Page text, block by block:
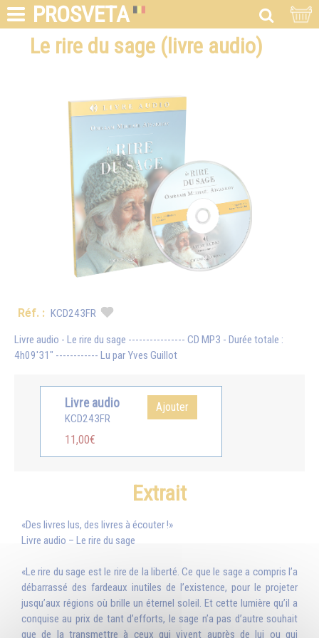
PROSVETA
Le rire du sage (livre audio)
Réf. : KCD243FR
Livre audio - Le rire du sage ---------------- CD MP3 - Durée totale :
4h09'31" ------------ Lu par Yves Guillot
Livre audio
KCD243FR
11,00€
Ajouter
Extrait
«Des livres lus, des livres à écouter !»
Livre audio – Le rire du sage
«Le rire du sage est le rire de la liberté. Ce que le sage a compris l’a
débarrassé des fardeaux inutiles de l’existence, pour le projeter
jusqu’aux régions où brille un éternel soleil. Et cette lumière qu’il a
conquise au prix de tant d’efforts, le sage n’a pas d’autre souhait
que de la transmettre à ceux qui vivent auprès de lui ou qui